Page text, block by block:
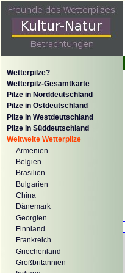
Wetterpilze?
Wetterpilz-Gesamtkarte
Pilze in Norddeutschland
Pilze in Ostdeutschland
Pilze in Westdeutschland
Pilze in Süddeutschland
Weltweite Wetterpilze
Armenien
Belgien
Brasilien
Bulgarien
China
Dänemark
Georgien
Finnland
Frankreich
Griechenland
Großbritannien